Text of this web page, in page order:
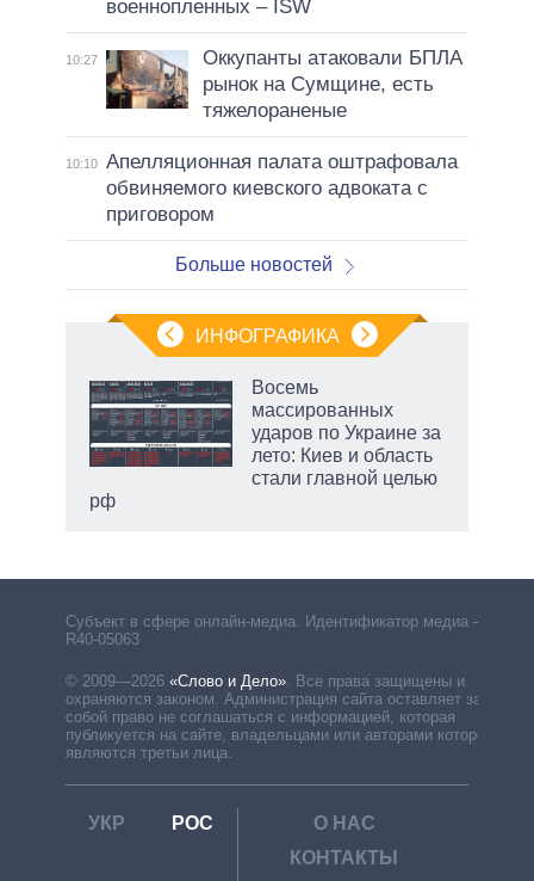
военнопленных – ISW
10:27
Оккупанты атаковали БПЛА
рынок на Сумщине, есть
тяжелораненые
10:10 Апелляционная палата оштрафовала
обвиняемого киевского адвоката с
приговором
Больше новостей
ИНФОГРАФИКА
Восемь
массированных
ударов по Украине за
лето: Киев и область
стали главной целью
рф
Субъект в сфере онлайн-медиа. Идентификатор медиа –
R40-05063
© 2009—2026 «Слово и Дело» Все права защищены и
охраняются законом. Администрация сайта оставляет за
собой право не соглашаться с информацией, которая
публикуется на сайте, владельцами или авторами которой
являются третьи лица.
УКР РОС
О НАС
КОНТАКТЫ